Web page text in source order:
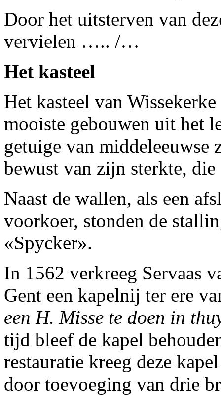
Door het uitsterven van
vervielen ….. /…
Het kasteel
Het kasteel van
mooiste gebouwen uit het
getuige van middeleeuwse
bewust van zijn sterkte,
Naast de wallen, als een
voorkoer, stonden de
«Spycker».
In 1562 verkreeg Servaas
Gent een kapelnij ter ere
een H. Misse te doen in
tijd bleef de kapel
restauratie kreeg deze
door toevoeging van drie